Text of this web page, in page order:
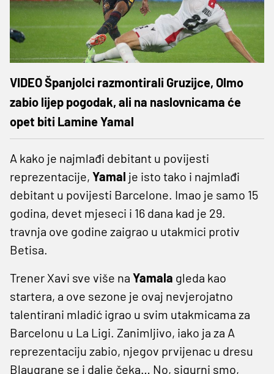
VIDEO Španjolci razmontirali Gruzijce, Olmo
zabio lijep pogodak, ali na naslovnicama će
opet biti Lamine Yamal
A kako je najmlađi debitant u povijesti
reprezentacije, Yamal je isto tako i najmlađi
debitant u povijesti Barcelone. Imao je samo 15
godina, devet mjeseci i 16 dana kad je 29.
travnja ove godine zaigrao u utakmici protiv
Betisa.
Trener Xavi sve više na Yamala gleda kao
startera, a ove sezone je ovaj nevjerojatno
talentirani mladić igrao u svim utakmicama za
Barcelonu u La Ligi. Zanimljivo, iako ja za A
reprezentaciju zabio, njegov prvijenac u dresu
Blaugrane se i dalje čeka… No, sigurni smo,